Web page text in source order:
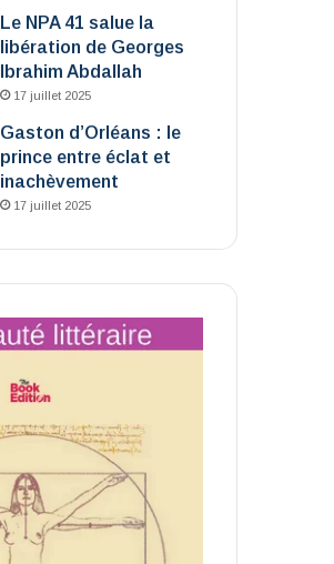
Le NPA 41 salue la
libération de Georges
Ibrahim Abdallah
17 juillet 2025
Gaston d’Orléans : le
prince entre éclat et
inachèvement
17 juillet 2025